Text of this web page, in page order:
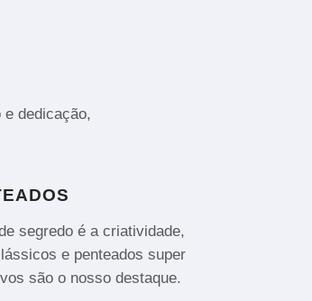
dedicação,
segredo é a criatividade,
e penteados super
são o nosso destaque.